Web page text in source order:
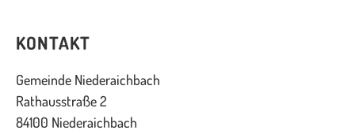
KONTAKT
Gemeinde Niederaichbach
Rathausstraße 2
84100 Niederaichbach